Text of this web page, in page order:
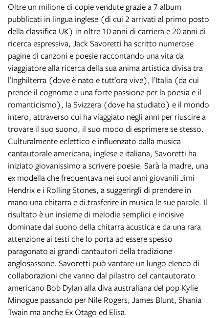
Oltre un milione di copie vendute grazie a 7 album
pubblicati in lingua inglese (di cui 2 arrivati al primo posto
della classifica UK) in oltre 10 anni di carriera e 20 anni di
ricerca espressiva, Jack Savoretti ha scritto numerose
pagine di canzoni e poesie raccontando una vita da
viaggiatore alla ricerca della sua anima artistica divisa tra
l’Inghilterra (dove è nato e tutt’ora vive), l’Italia (da cui
prende il cognome e una forte passione per la poesia e il
romanticismo), la Svizzera (dove ha studiato) e il mondo
intero, attraverso cui ha viaggiato negli anni per riuscire a
trovare il suo suono, il suo modo di esprimere se stesso.
Culturalmente eclettico e influenzato dalla musica
cantautorale americana, inglese e italiana, Savoretti ha
iniziato giovanissimo a scrivere poesie. Sarà la madre, una
ex modella che frequentava nei suoi anni giovanili Jimi
Hendrix e i Rolling Stones, a suggerirgli di prendere in
mano una chitarra e di trasferire in musica le sue parole. Il
risultato è un insieme di melodie semplici e incisive
dominate dal suono della chitarra acustica e da una rara
attenzione ai testi che lo porta ad essere spesso
paragonato ai grandi cantautori della tradizione
anglosassone. Savoretti può vantare un lungo elenco di
collaborazioni che vanno dal pilastro del cantautorato
americano Bob Dylan alla diva australiana del pop Kylie
Minogue passando per Nile Rogers, James Blunt, Shania
Twain ma anche Ex Otago ed Elisa.